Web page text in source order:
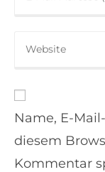
Name, E-
diesem
Kommentar